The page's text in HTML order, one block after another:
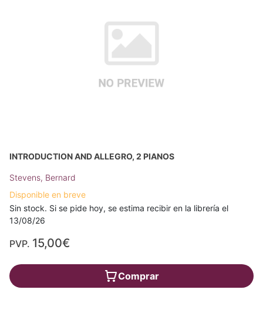
INTRODUCTION AND ALLEGRO, 2 PIANOS
Stevens, Bernard
Disponible en breve
Sin stock. Si se pide hoy, se estima recibir en la librería el
13/08/26
PVP. 15,00€
Comprar